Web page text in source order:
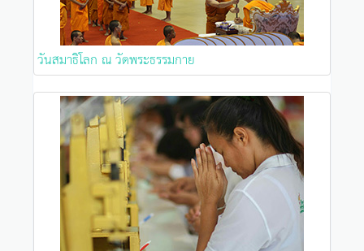
วันสมาธิโลก ณ วัดพระธรรมกาย